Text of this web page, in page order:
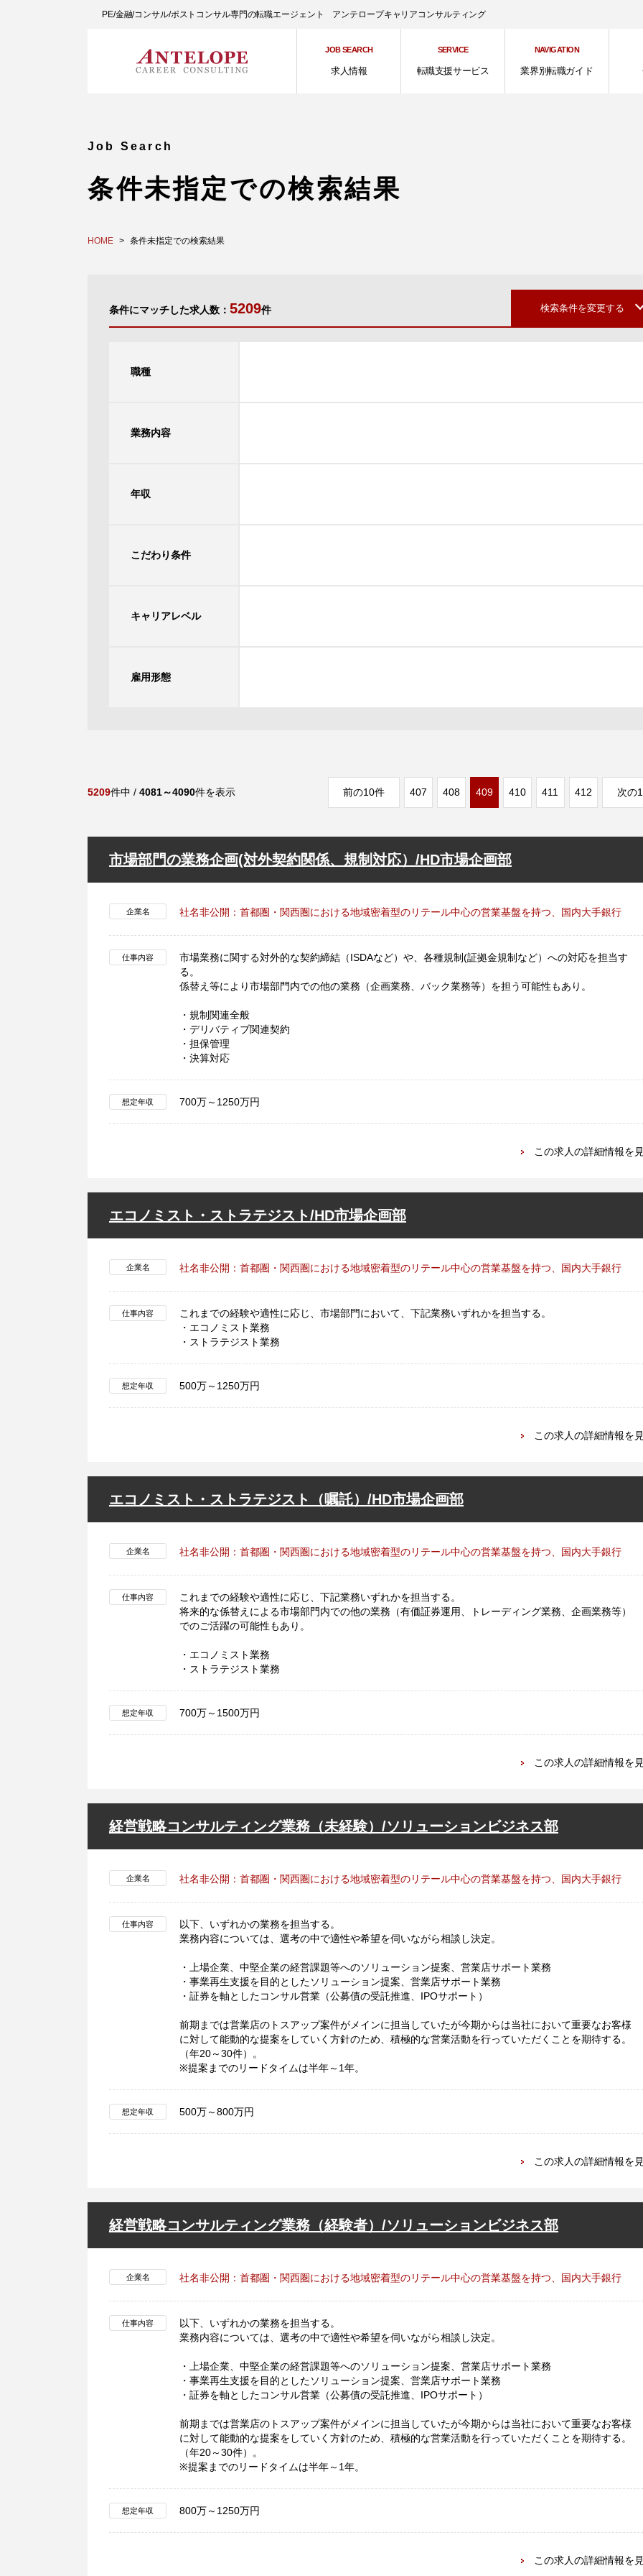
PE/金融/コンサル/ポストコンサル専門の転職エージェント アンテロープキャリアコンサルティング
JOB SEARCH
求人情報
SERVICE
転職支援サービス
NAVIGATION
業界別転職ガイド
Job Search
条件未指定での検索結果
HOME 条件未指定での検索結果
条件にマッチした求人数： 5209件 検索条件を変更する
職種
業務内容
年収
こだわり条件
キャリアレベル
雇用形態
5209件中 / 4081～4090件を表示 前の10件 407 408 409 410 411 412 次の
市場部門の業務企画(対外契約関係、規制対応）/HD市場企画部
企業名 社名非公開：首都圏・関西圏における地域密着型のリテール中心の営業基盤を持つ、国内大手銀行
仕事内容
市場業務に関する対外的な契約締結（ISDAなど）や、各種規制(証拠金規制など）への対応を担当す
る。
係替え等により市場部門内での他の業務（企画業務、バック業務等）を担う可能性もあり。
・規制関連全般
・デリバティブ関連契約
・担保管理
・決算対応
想定年収 700万～1250万円
この求人の詳細情報を
エコノミスト・ストラテジスト/HD市場企画部
企業名 社名非公開：首都圏・関西圏における地域密着型のリテール中心の営業基盤を持つ、国内大手銀行
仕事内容
これまでの経験や適性に応じ、市場部門において、下記業務いずれかを担当する。
・エコノミスト業務
・ストラテジスト業務
想定年収 500万～1250万円
この求人の詳細情報を
エコノミスト・ストラテジスト（嘱託）/HD市場企画部
企業名 社名非公開：首都圏・関西圏における地域密着型のリテール中心の営業基盤を持つ、国内大手銀行
仕事内容
これまでの経験や適性に応じ、下記業務いずれかを担当する。
将来的な係替えによる市場部門内での他の業務（有価証券運用、トレーディング業務、企画業務等）
でのご活躍の可能性もあり。
・エコノミスト業務
・ストラテジスト業務
想定年収 700万～1500万円
この求人の詳細情報を
経営戦略コンサルティング業務（未経験）/ソリューションビジネス部
企業名 社名非公開：首都圏・関西圏における地域密着型のリテール中心の営業基盤を持つ、国内大手銀行
仕事内容
以下、いずれかの業務を担当する。
業務内容については、選考の中で適性や希望を伺いながら相談し決定。
・上場企業、中堅企業の経営課題等へのソリューション提案、営業店サポート業務
・事業再生支援を目的としたソリューション提案、営業店サポート業務
・証券を軸としたコンサル営業（公募債の受託推進、IPOサポート）
前期までは営業店のトスアップ案件がメインに担当していたが今期からは当社において重要なお客様
に対して能動的な提案をしていく方針のため、積極的な営業活動を行っていただくことを期待する。
（年20～30件）。
※提案までのリードタイムは半年～1年。
想定年収 500万～800万円
この求人の詳細情報を
経営戦略コンサルティング業務（経験者）/ソリューションビジネス部
企業名 社名非公開：首都圏・関西圏における地域密着型のリテール中心の営業基盤を持つ、国内大手銀行
仕事内容
以下、いずれかの業務を担当する。
業務内容については、選考の中で適性や希望を伺いながら相談し決定。
・上場企業、中堅企業の経営課題等へのソリューション提案、営業店サポート業務
・事業再生支援を目的としたソリューション提案、営業店サポート業務
・証券を軸としたコンサル営業（公募債の受託推進、IPOサポート）
前期までは営業店のトスアップ案件がメインに担当していたが今期からは当社において重要なお客様
に対して能動的な提案をしていく方針のため、積極的な営業活動を行っていただくことを期待する。
（年20～30件）。
※提案までのリードタイムは半年～1年。
想定年収 800万～1250万円
この求人の詳細情報を